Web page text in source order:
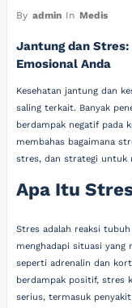
By admin In Medis
Jantung dan
Emosional Anda
Kesehatan jantung dan
saling terkait. Banyak
berdampak negatif pada
membahas bagaimana
stres, dan strategi untuk
Apa Itu
Stres adalah reaksi
menghadapi situasi yang
seperti adrenalin dan
berdampak positif, stres
serius, termasuk